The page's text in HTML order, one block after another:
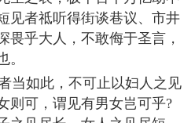
见者祗听得街谈巷议、市井
畏乎大人，不敢侮于圣言，
。
当如此，不可止以妇人之见
则可，谓见有男女岂可乎?